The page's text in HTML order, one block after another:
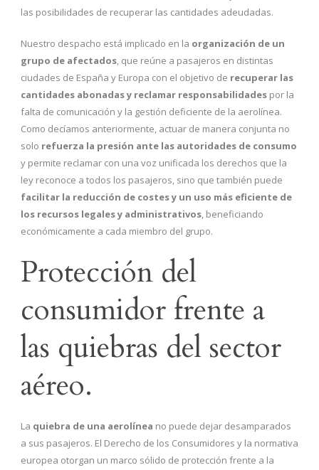
las posibilidades de recuperar las cantidades adeudadas.
Nuestro despacho está implicado en la organización de un
grupo de afectados, que reúne a pasajeros en distintas
ciudades de España y Europa con el objetivo de recuperar las
cantidades abonadas y reclamar responsabilidades por la
falta de comunicación y la gestión deficiente de la aerolínea.
Como decíamos anteriormente, actuar de manera conjunta no
solo refuerza la presión ante las autoridades de consumo
y permite reclamar con una voz unificada los derechos que la
ley reconoce a todos los pasajeros, sino que también puede
facilitar la reducción de costes y un uso más eficiente de
los recursos legales y administrativos, beneficiando
económicamente a cada miembro del grupo.
Protección del
consumidor frente a
las quiebras del sector
aéreo.
La quiebra de una aerolínea no puede dejar desamparados
a sus pasajeros. El Derecho de los Consumidores y la normativa
europea otorgan un marco sólido de protección frente a la